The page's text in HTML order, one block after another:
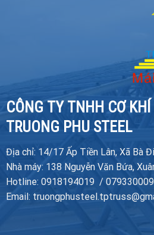
CÔNG TY TNHH CƠ
TRUONG PHU STEEL
Địa chỉ: 14/17 Ấp Tiền Lân, Xã Bà
Nhà máy: 138 Nguyễn Văn Bứa,
Hotline: 0918194019 /
Email: